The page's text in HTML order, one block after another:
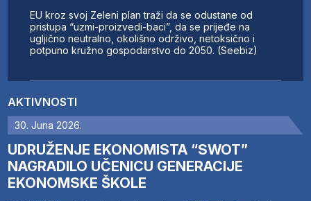
AKTIVNOSTI
30. Juna 2026.
UDRUŽENJE EKONOMISTA “SWOT”
NAGRADILO UČENICU GENERACIJE
EKONOMSKE ŠKOLE
EU kroz svoj Zeleni plan traži da se odustane od
pristupa “uzmi-proizvedi-baci”, da se prijeđe na
ugljično neutralno, okolišno održivo, netoksično i
potpuno kružno gospodarstvo do 2050. (Seebiz)